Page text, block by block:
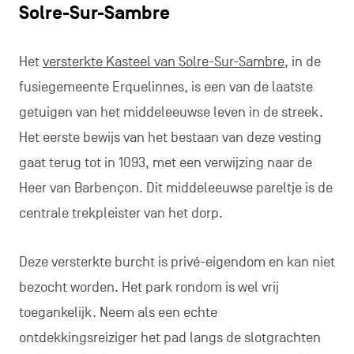
Solre-Sur-Sambre
Hetversterkte Kasteel van Solre-Sur-Sambre, in de
fusiegemeente Erquelinnes, is een van de laatste
getuigen van het middeleeuwse leven in de streek.
Het eerste bewijs van het bestaan van deze vesting
gaat terug tot in 1093, met een verwijzing naar de
Heer van Barbençon. Dit middeleeuwse pareltje is de
centrale trekpleister van het dorp.
Deze versterkte burcht is privé-eigendom en kan niet
bezocht worden. Het park rondom is wel vrij
toegankelijk. Neem als een echte
ontdekkingsreiziger het pad langs de slotgrachten